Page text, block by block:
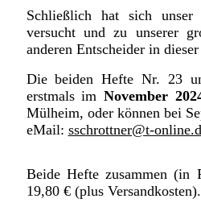
Schließlich hat sich
versucht und zu unserer
anderen Entscheider in
Die beiden Hefte Nr. 23
erstmals imNovember
Mülheim, oder können bei
eMail: sschrottner@t-
Beide Hefte zusammen
19,80 € (plus Versandkosten).